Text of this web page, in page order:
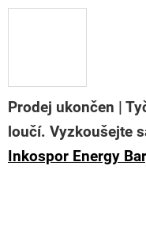
Prodej ukončen |
loučí. Vyzkoušejte
Inkospor Energy Bar